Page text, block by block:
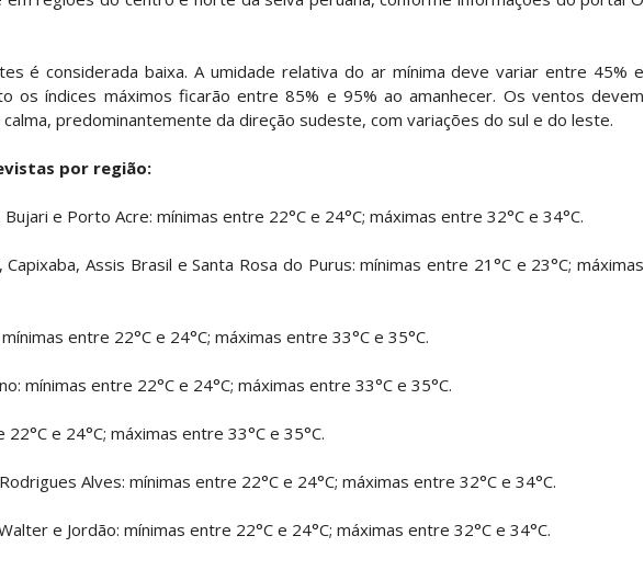
é considerada baixa. A umidade relativa do ar mínima deve variar entre 45% e
os índices máximos ficarão entre 85% e 95% ao amanhecer. Os ventos devem
predominantemente da direção sudeste, com variações do sul e do leste.
por região:
e Porto Acre: mínimas entre 22°C e 24°C; máximas entre 32°C e 34°C.
Capixaba, Assis Brasil e Santa Rosa do Purus: mínimas entre 21°C e 23°C; máximas
entre 22°C e 24°C; máximas entre 33°C e 35°C.
mínimas entre 22°C e 24°C; máximas entre 33°C e 35°C.
e 24°C; máximas entre 33°C e 35°C.
Alves: mínimas entre 22°C e 24°C; máximas entre 32°C e 34°C.
e Jordão: mínimas entre 22°C e 24°C; máximas entre 32°C e 34°C.